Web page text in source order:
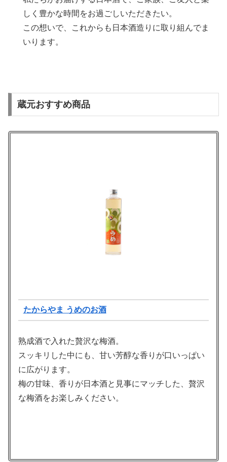
しく豊かな時間をお過ごしいただきたい。
この想いで、これからも日本酒造りに取り組んでま
いります。
蔵元おすすめ商品
たからやま うめのお酒
熟成酒で入れた贅沢な梅酒。
スッキリした中にも、甘い芳醇な香りが口いっぱい
に広がります。
梅の甘味、香りが日本酒と見事にマッチした、贅沢
な梅酒をお楽しみください。